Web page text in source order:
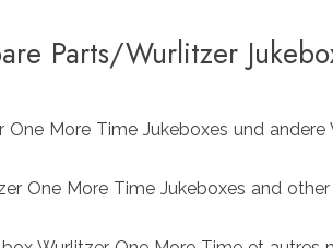
Parts/Wurlitzer
More Time Jukeboxes und andere
One More Time Jukeboxes and